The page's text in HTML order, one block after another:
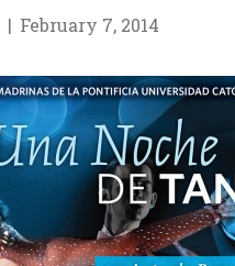
| February 7, 2014